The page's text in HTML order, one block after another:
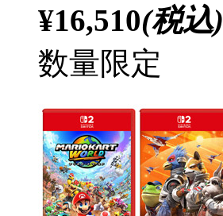
¥16,510(税込)
数量限定